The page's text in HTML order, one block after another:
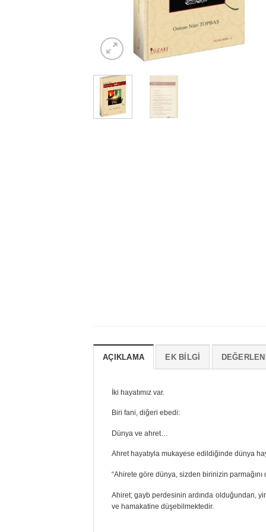
AÇIKLAMA EK BILGI
İki hayatımız var.
Biri fani, diğeri ebedi:
Dünya ve ahret…
Ahret hayatıyla mukayese edildiğinde dünya
“Ahirete göre dünya, sizden birinizin
Ahiret; gayb perdesinin ardında olduğundan,
ve hamakatine düşebilmektedir.